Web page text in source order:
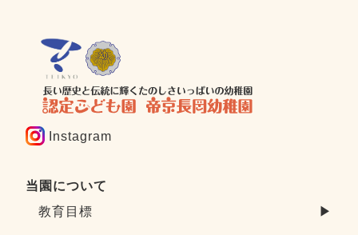
Instagram
当園について
教育目標
▶